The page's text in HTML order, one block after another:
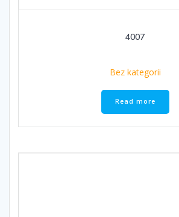
4007
Bez kategorii
Read more